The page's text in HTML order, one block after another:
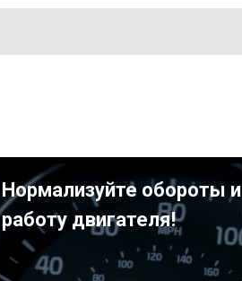
Нормализуйте обороты и
работу двигателя!